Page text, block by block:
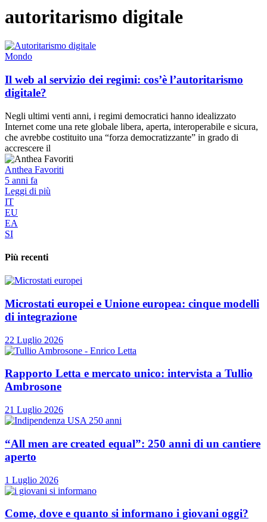
autoritarismo digitale
Mondo
Il web al servizio dei regimi: cos’è l’autoritarismo
digitale?
Negli ultimi venti anni, i regimi democratici hanno idealizzato
Internet come una rete globale libera, aperta, interoperabile e sicura,
che avrebbe costituito una “forza democratizzante” in grado di
accrescere il
Anthea Favoriti
5 anni fa
Leggi di più
IT
EU
EA
SI
Più recenti
Microstati europei e Unione europea: cinque modelli
di integrazione
22 Luglio 2026
Rapporto Letta e mercato unico: intervista a Tullio
Ambrosone
21 Luglio 2026
“All men are created equal”: 250 anni di un cantiere
aperto
1 Luglio 2026
Come, dove e quanto si informano i giovani oggi?